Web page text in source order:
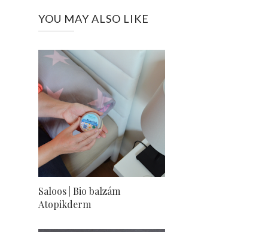
YOU MAY ALSO LIKE
Saloos | Bio balzám
Atopikderm